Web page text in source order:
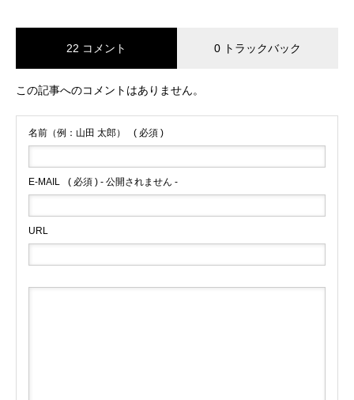
22 コメント 0 トラックバック
この記事へのコメントはありません。
名前（例：山田 太郎） ( 必須 )
E-MAIL ( 必須 ) - 公開されません -
URL